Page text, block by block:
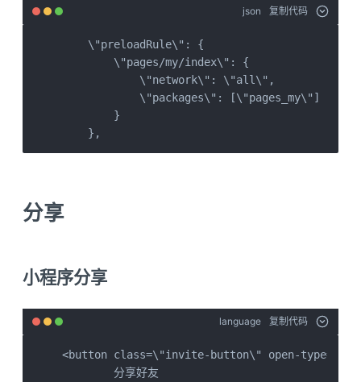
json 复制代码
    \"preloadRule\": {
        \"pages/my/index\": {
            \"network\": \"all\",
            \"packages\": [\"pages_my\"]
        }
    },
分享
小程序分享
language 复制代码
<button class=\"invite-button\" open-
        分享好友